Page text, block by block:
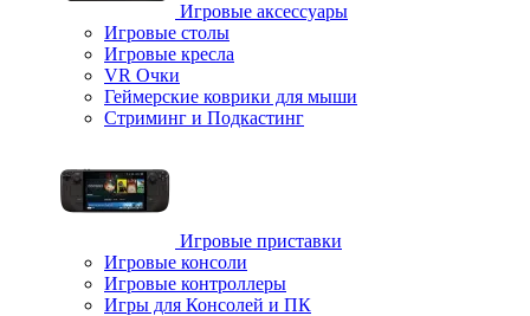
Игровые аксессуары
Игровые столы
Игровые кресла
VR Очки
Геймерские коврики для мыши
Стриминг и Подкастинг
Игровые приставки
Игровые консоли
Игровые контроллеры
Игры для Консолей и ПК